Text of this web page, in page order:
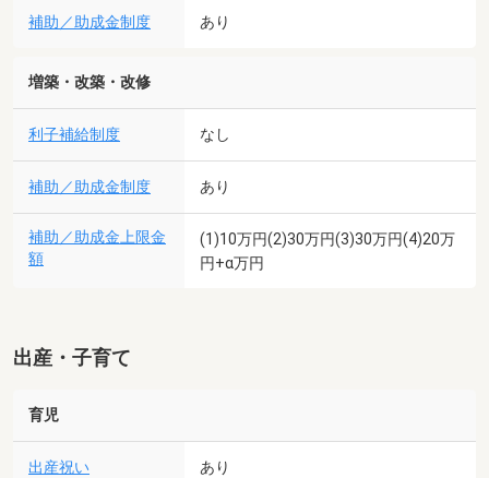
補助／助成金制度 あり
増築・改築・改修
利子補給制度 なし
補助／助成金制度 あり
補助／助成金上限金
額
(1)10万円(2)30万円(3)30万円(4)20万
円+α万円
出産・子育て
育児
出産祝い あり